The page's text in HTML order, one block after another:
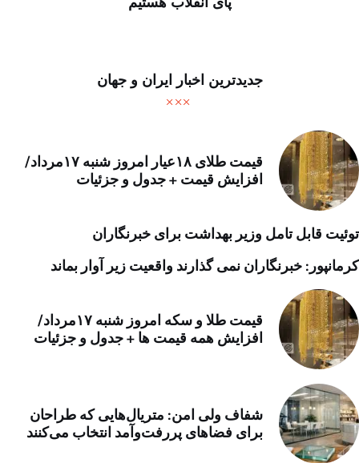
جدیدترین اخبار ایران و جهان
قیمت طلای ۱۸عیار امروز شنبه ۱۷مرداد/
افزایش قیمت + جدول و جزئیات
توئیت قابل تامل وزیر بهداشت برای خبرنگاران
کرمانپور: خبرنگاران نمی گذارند واقعیت زیر آوار بماند
قیمت طلا و سکه امروز شنبه ۱۷مرداد/
افزایش همه قیمت ها + جدول و جزئیات
شفاف ولی امن: متریال‌هایی که طراحان
برای فضاهای پررفت‌وآمد انتخاب می‌کنند